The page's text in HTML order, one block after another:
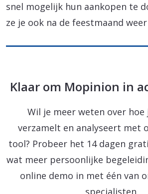
snel mogelijk hun aankopen te
ze je ook na de feestmaand
Klaar om Mopinion in
Wil je meer weten over hoe
verzamelt en analyseert met
tool? Probeer het 14 dagen
wat meer persoonlijke
online demo in met één van